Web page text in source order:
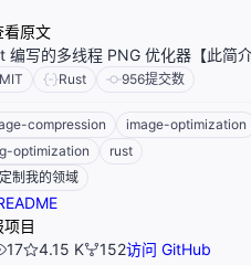
看原文
编写的多线程 PNG 优化器【此简介
MIT Rust 956提交数
compression image-optimization
optimization
rust
定制我的领域
目
17
4.15 K 152访问 GitHub